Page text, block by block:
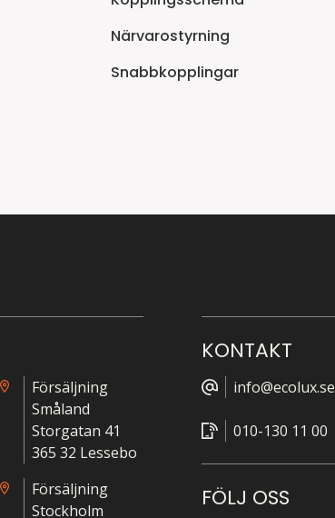
Närvarostyrning
Snabbkopplingar
Försäljning
Småland
Storgatan 41
365 32 Lessebo
Försäljning
Stockholm
KONTAKT
info@ecolux.se
010-130 11 00
FÖLJ OSS